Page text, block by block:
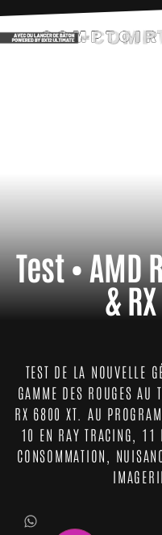
Test • AMD
&
TEST DE LA NOUVELLE
GAMME DES ROUGES AU
RX 6800 XT. AU
10 EN RAY TRACING, 11
CONSOMMATION,